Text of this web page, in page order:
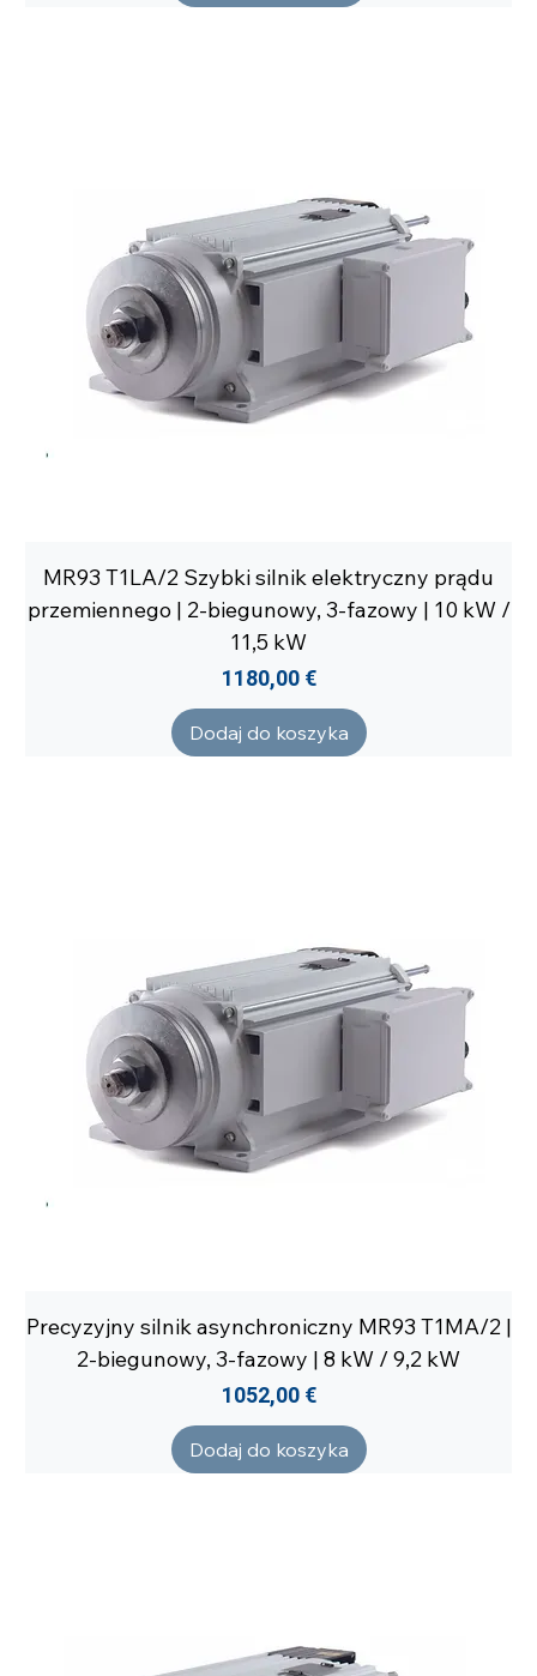
MR93 T1LA/2 Szybki silnik elektryczny prądu
przemiennego | 2-biegunowy, 3-fazowy | 10 kW /
11,5 kW
Cena
1180,00 €
Dodaj do koszyka
Precyzyjny silnik asynchroniczny MR93 T1MA/2 |
2-biegunowy, 3-fazowy | 8 kW / 9,2 kW
Cena
1052,00 €
Dodaj do koszyka